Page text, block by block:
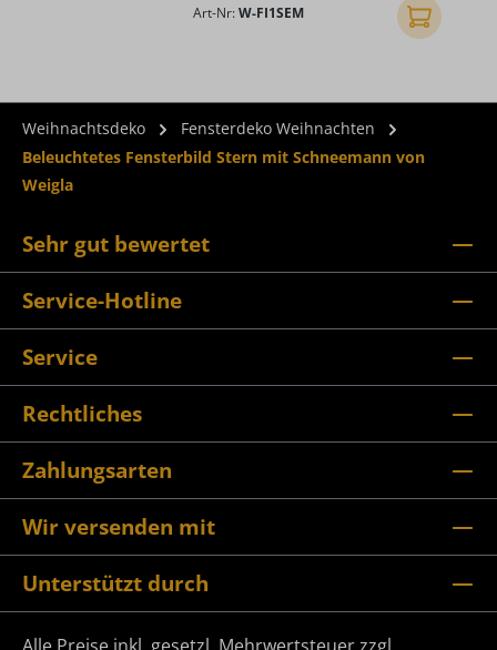
Art-Nr:W-FI1SEM In den
Weihnachtsdeko
Fensterdeko Weihnachten
Beleuchtetes Fensterbild Stern mit Schneemann von
Weigla
Sehr gut bewertet
Service-Hotline
Service
Rechtliches
Zahlungsarten
Wir versenden mit
Unterstützt durch